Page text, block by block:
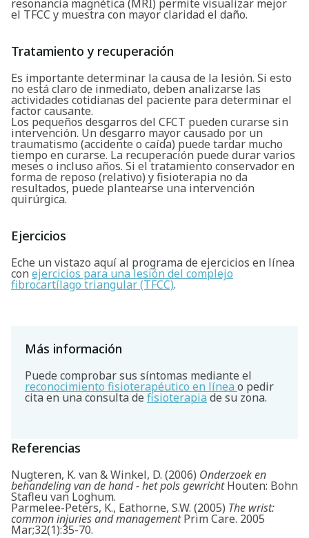
Buscar
resonancia magnética (MRI) permite visualizar mejor
el TFCC y muestra con mayor claridad el daño.
Tratamiento y recuperación
Es importante determinar la causa de la lesión. Si esto
no está claro de inmediato, deben analizarse las
actividades cotidianas del paciente para determinar el
factor causante.
Los pequeños desgarros del CFCT pueden curarse sin
intervención. Un desgarro mayor causado por un
traumatismo (accidente o caída) puede tardar mucho
tiempo en curarse. La recuperación puede durar varios
meses o incluso años. Si el tratamiento conservador en
forma de reposo (relativo) y fisioterapia no da
resultados, puede plantearse una intervención
quirúrgica.
Ejercicios
Eche un vistazo aquí al programa de ejercicios en línea
con ejercicios para una lesión del complejo
fibrocartílago triangular (TFCC).
Más información
Puede comprobar sus síntomas mediante el
reconocimiento fisioterapéutico en línea o pedir
cita en una consulta de fisioterapia de su zona.
Referencias
Nugteren, K. van & Winkel, D. (2006) Onderzoek en
behandeling van de hand - het pols gewrichtHouten: Bohn
Stafleu van Loghum.
Parmelee-Peters, K., Eathorne, S.W. (2005) The wrist:
common injuries and managementPrim Care. 2005
Mar;32(1):35-70.